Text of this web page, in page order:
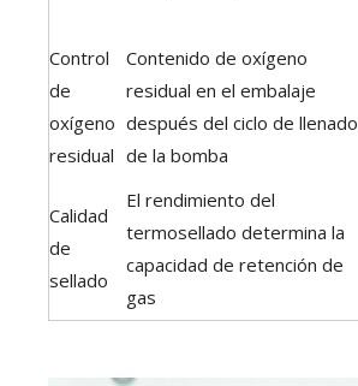
Control
de
oxígeno
residual
Contenido de oxígeno
residual en el embalaje
después del ciclo de llenado
de la bomba
Calidad
de
sellado
El rendimiento del
termosellado determina la
capacidad de retención de
gas